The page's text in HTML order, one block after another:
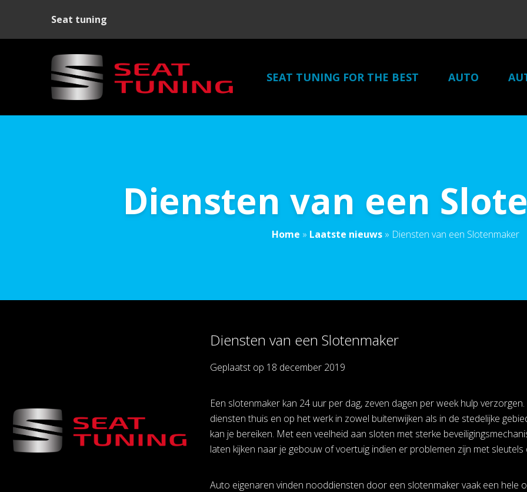
Seat tuning
SEAT TUNING FOR THE BEST AUTO
Diensten van een
Home » Laatste nieuws» Diensten van een Slotenmaker
Diensten van een Slotenmaker
Geplaatst op 18 december 2019
Een slotenmaker kan 24 uur per dag, zeven dagen per week hulp
diensten thuis en op het werk in zowel buitenwijken als in de stedelijke
kan je bereiken. Met een veelheid aan sloten met sterke
laten kijken naar je gebouw of voertuig indien er problemen zijn met sleutels
Auto eigenaren vinden nooddiensten door een slotenmaker vaak een hele